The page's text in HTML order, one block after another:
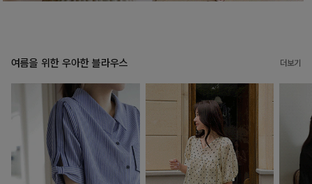
여름을 위한 우아한 블라우스 더보기